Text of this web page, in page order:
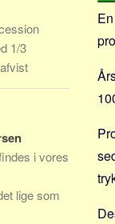
1/3
i vores
lige som